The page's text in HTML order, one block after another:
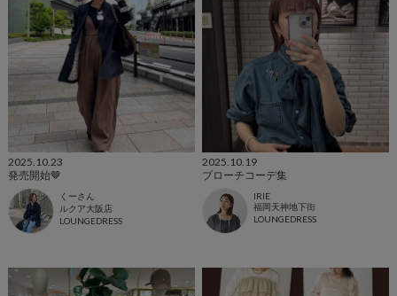
2025.10.23
発売開始🤎
くーさん
ルクア大阪店
LOUNGEDRESS
2025.10.19
ブローチコーデ集
IRIE
福岡天神地下街
LOUNGEDRESS